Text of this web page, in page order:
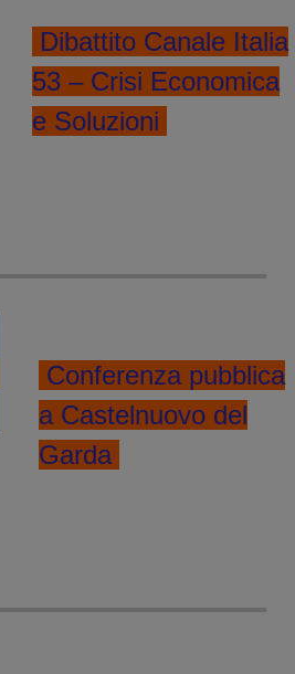
Dibattito Canale Italia
53 – Crisi Economica
e Soluzioni
Conferenza pubblica
a Castelnuovo del
Garda